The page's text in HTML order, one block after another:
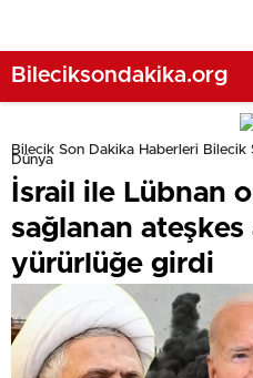
Bileciksondakika.org
Bilecik Son Dakika Haberleri
Dünya
İsrail ile Lübnan
sağlanan ateşkes
yürürlüğe girdi